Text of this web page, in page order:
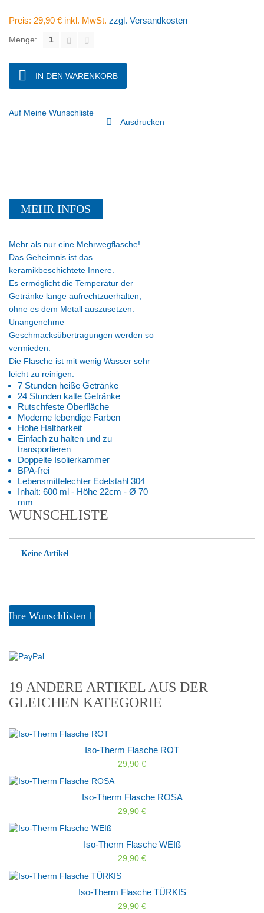
Preis: 29,90 € inkl. MwSt. zzgl. Versandkosten
Menge:
IN DEN WARENKORB
Auf Meine Wunschliste
Ausdrucken
MEHR INFOS
Mehr als nur eine Mehrwegflasche!
Das Geheimnis ist das
keramikbeschichtete Innere.
Es ermöglicht die Temperatur der
Getränke lange aufrechtzuerhalten,
ohne es dem Metall auszusetzen.
Unangenehme
Geschmacksübertragungen werden so
vermieden.
Die Flasche ist mit wenig Wasser sehr
leicht zu reinigen.
7 Stunden heiße Getränke
24 Stunden kalte Getränke
Rutschfeste Oberfläche
Moderne lebendige Farben
Hohe Haltbarkeit
Einfach zu halten und zu
transportieren
Doppelte Isolierkammer
BPA-frei
Lebensmittelechter Edelstahl 304
Inhalt: 600 ml - Höhe 22cm - Ø 70
mm
WUNSCHLISTE
Keine Artikel
Ihre Wunschlisten
19 ANDERE ARTIKEL AUS DER
GLEICHEN KATEGORIE
Iso-Therm Flasche ROT
29,90 €
Iso-Therm Flasche ROSA
29,90 €
Iso-Therm Flasche WEIß
29,90 €
Iso-Therm Flasche TÜRKIS
29,90 €